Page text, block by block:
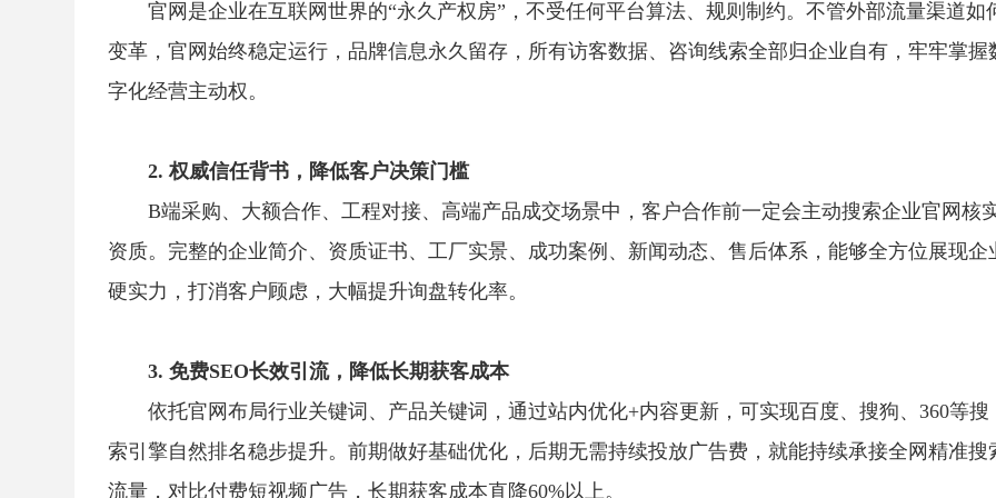
官网是企业在互联网世界的“永久产权房”，不受任何平台算法、规则制约。不管外部流量渠道如
变革，官网始终稳定运行，品牌信息永久留存，所有访客数据、咨询线索全部归企业自有，牢牢掌握
字化经营主动权。
2. 权威信任背书，降低客户决策门槛
B端采购、大额合作、工程对接、高端产品成交场景中，客户合作前一定会主动搜索企业官网核
资质。完整的企业简介、资质证书、工厂实景、成功案例、新闻动态、售后体系，能够全方位展现企
硬实力，打消客户顾虑，大幅提升询盘转化率。
3. 免费SEO长效引流，降低长期获客成本
依托官网布局行业关键词、产品关键词，通过站内优化+内容更新，可实现百度、搜狗、360等搜
索引擎自然排名稳步提升。前期做好基础优化，后期无需持续投放广告费，就能持续承接全网精准搜
流量，对比付费短视频广告，长期获客成本直降60%以上。